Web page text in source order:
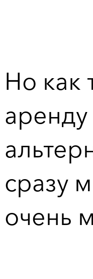
Но как
сразу
очень